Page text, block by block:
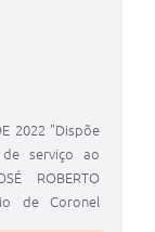
2022 "Dispõe
serviço ao
ROBERTO
de Coronel